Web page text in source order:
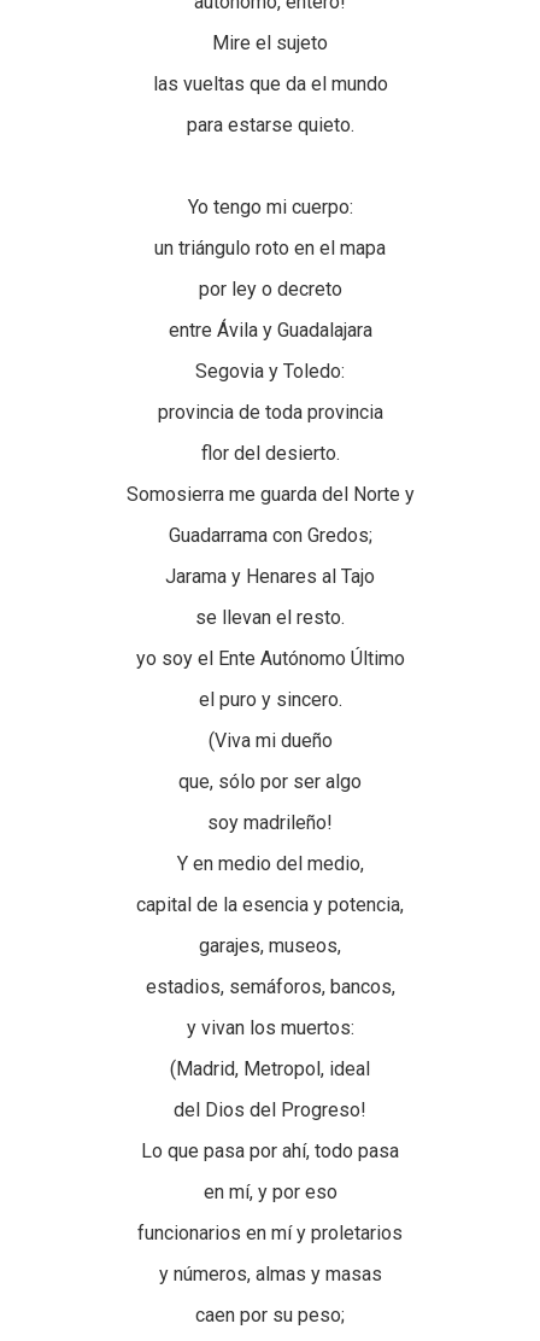
Mire el sujeto
las vueltas que da el mundo
para estarse quieto.
Yo tengo mi cuerpo:
un triángulo roto en el mapa
por ley o decreto
entre Ávila y Guadalajara
Segovia y Toledo:
provincia de toda provincia
flor del desierto.
Somosierra me guarda del Norte y
Guadarrama con Gredos;
Jarama y Henares al Tajo
se llevan el resto.
yo soy el Ente Autónomo Último
el puro y sincero.
(Viva mi dueño
que, sólo por ser algo
soy madrileño!
Y en medio del medio,
capital de la esencia y potencia,
garajes, museos,
estadios, semáforos, bancos,
y vivan los muertos:
(Madrid, Metropol, ideal
del Dios del Progreso!
Lo que pasa por ahí, todo pasa
en mí, y por eso
funcionarios en mí y proletarios
y números, almas y masas
caen por su peso;